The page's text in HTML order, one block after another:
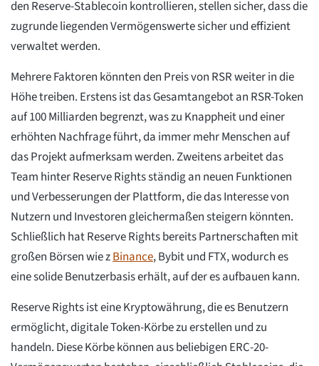
den Reserve-Stablecoin kontrollieren, stellen sicher, dass die
zugrunde liegenden Vermögenswerte sicher und effizient
verwaltet werden.
Mehrere Faktoren könnten den Preis von RSR weiter in die
Höhe treiben. Erstens ist das Gesamtangebot an RSR-Token
auf 100 Milliarden begrenzt, was zu Knappheit und einer
erhöhten Nachfrage führt, da immer mehr Menschen auf
das Projekt aufmerksam werden. Zweitens arbeitet das
Team hinter Reserve Rights ständig an neuen Funktionen
und Verbesserungen der Plattform, die das Interesse von
Nutzern und Investoren gleichermaßen steigern könnten.
Schließlich hat Reserve Rights bereits Partnerschaften mit
großen Börsen wie zBinance, Bybit und FTX, wodurch es
eine solide Benutzerbasis erhält, auf der es aufbauen kann.
Reserve Rights ist eine Kryptowährung, die es Benutzern
ermöglicht, digitale Token-Körbe zu erstellen und zu
handeln. Diese Körbe können aus beliebigen ERC-20-